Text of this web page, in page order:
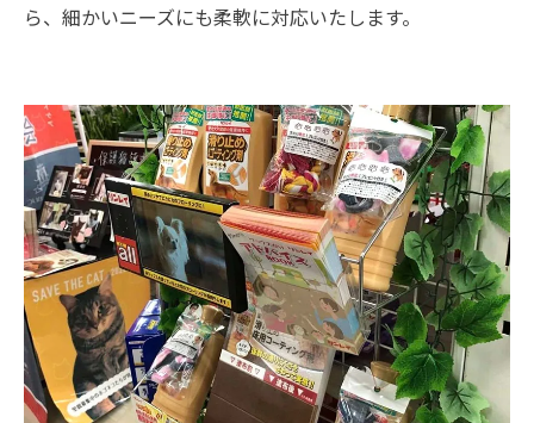
ら、細かいニーズにも柔軟に対応いたします。